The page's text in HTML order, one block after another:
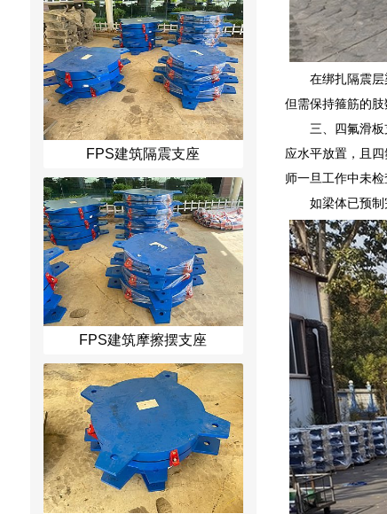
FPS建筑隔震支座
FPS建筑摩擦摆支座
在绑扎隔震
但需保持箍筋的肢
三、四氟滑
应水平放置，且
师一旦工作中未
如梁体已预